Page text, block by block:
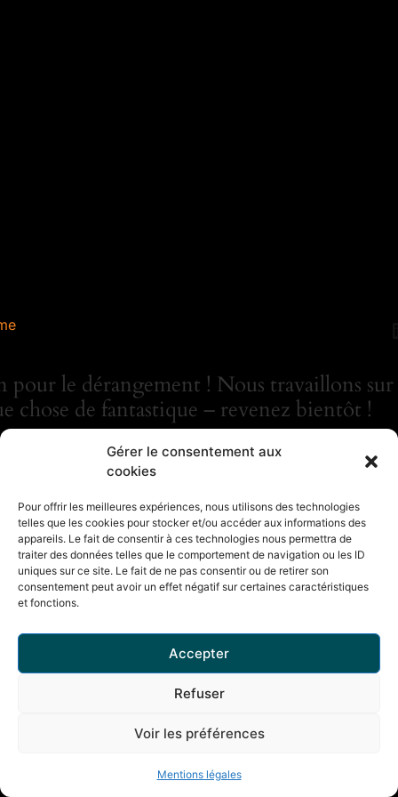
Gérer le consentement aux
cookies
Pour offrir les meilleures expériences, nous utilisons des technologies
telles que les cookies pour stocker et/ou accéder aux informations des
appareils. Le fait de consentir à ces technologies nous permettra de
traiter des données telles que le comportement de navigation ou les ID
uniques sur ce site. Le fait de ne pas consentir ou de retirer son
consentement peut avoir un effet négatif sur certaines caractéristiques
et fonctions.
Accepter
Refuser
Voir les préférences
Mentions légales
pour le dérangement ! Nous travaillons sur
chose de fantastique – revenez bientôt !